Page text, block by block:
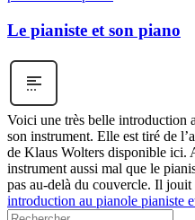
Le pianiste et son piano
Voici une très belle introduction
son instrument. Elle est tiré de
de Klaus Wolters disponible ici.
instrument aussi mal que le
pas au-delà du couvercle. Il
introduction au pianole pianiste